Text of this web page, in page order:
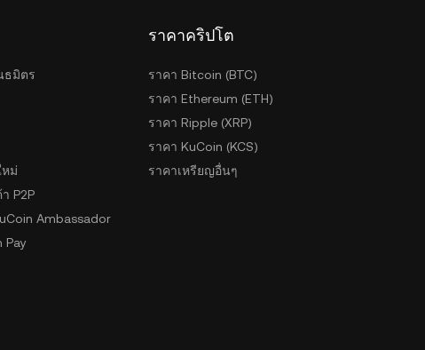
ธมิตร
ม่
P2P
Ambassador
Pay
ราคาคริปโต
ราคา Bitcoin (BTC)
ราคา Ethereum (ETH)
ราคา Ripple (XRP)
ราคา KuCoin (KCS)
ราคาเหรียญอื่นๆ